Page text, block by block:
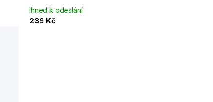
Ihned k odeslání
239 Kč